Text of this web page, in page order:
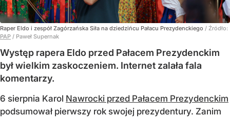
Raper Eldo i zespół Zagórzańska Siła na dziedzińcu Pałacu Prezydenckiego / Źródło:
PAP / Paweł Supernak
Występ rapera Eldo przed Pałacem Prezydenckim
był wielkim zaskoczeniem. Internet zalała fala
komentarzy.
6 sierpnia Karol Nawrocki przed Pałacem Prezydenckim
podsumował pierwszy rok swojej prezydentury. Zanim